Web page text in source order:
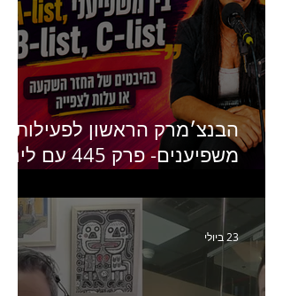
הבנצ׳מרק הראשון לפעילות
משפיענים- פרק 445 עם לינוי
Humanz ישראל
23 ביולי